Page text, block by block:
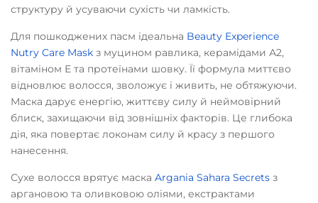
структуру й усуваючи сухість чи ламкість.
Для пошкоджених пасм ідеальна Beauty Experience
Nutry Care Mask з муцином равлика, керамідами А2,
вітаміном Е та протеїнами шовку. Її формула миттєво
відновлює волосся, зволожує і живить, не обтяжуючи.
Маска дарує енергію, життєву силу й неймовірний
блиск, захищаючи від зовнішніх факторів. Це глибока
дія, яка повертає локонам силу й красу з першого
нанесення.
Сухе волосся врятує маска Argania Sahara Secrets з
аргановою та оливковою оліями, екстрактами